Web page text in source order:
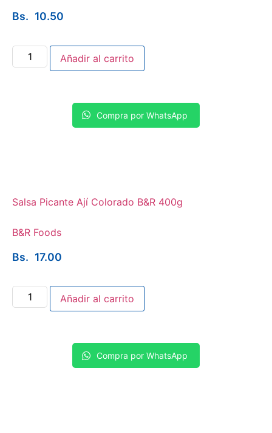
Bs. 10.50
Añadir al carrito
Compra por WhatsApp
Salsa Picante Ají Colorado B&R 400g
B&R Foods
Bs. 17.00
Añadir al carrito
Compra por WhatsApp